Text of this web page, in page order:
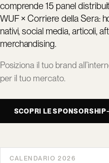
comprende 15 panel
WUF × Corriere della Sera:
nativi, social media, articoli,
merchandising.
Posiziona il tuo brand
per il tuo mercato.
SCOPRI LE SPONSORSHIP
CALENDARIO 2026